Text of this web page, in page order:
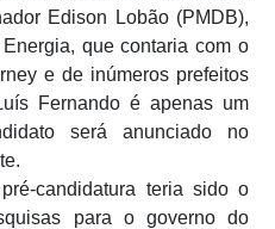
Edison Lobão (PMDB),
que contaria com o
e de inúmeros prefeitos
Fernando é apenas um
será anunciado no
candidatura teria sido o
para o governo do